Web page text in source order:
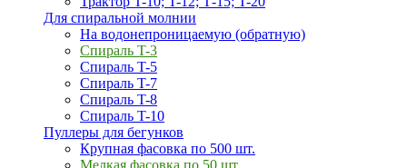
Для спиральной молнии
На водонепроницаемую (обратную)
Спираль T-3
Спираль T-5
Спираль T-7
Спираль T-8
Спираль T-10
Пуллеры для бегунков
Крупная фасовка по 500 шт.
Мелкая фасовка по 50 шт.